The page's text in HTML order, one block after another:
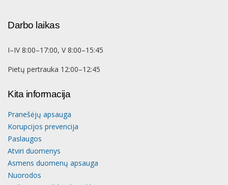
Darbo laikas
I–IV 8:00–17:00, V 8:00–15:45
Pietų pertrauka 12:00–12:45
Kita informacija
Pranešėjų apsauga
Korupcijos prevencija
Paslaugos
Atviri duomenys
Asmens duomenų apsauga
Nuorodos